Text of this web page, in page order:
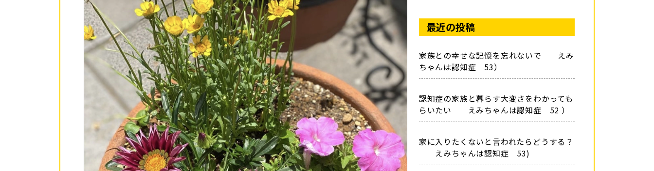
最近の投稿
家族との幸せな記憶を忘れないで えみ
ちゃんは認知症 53）
認知症の家族と暮らす大変さをわかっても
らいたい えみちゃんは認知症 52 ）
家に入りたくないと言われたらどうする？
えみちゃんは認知症 53)